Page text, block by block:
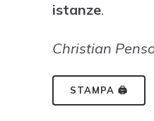
istanze.
Christian
STAMPA 🖨